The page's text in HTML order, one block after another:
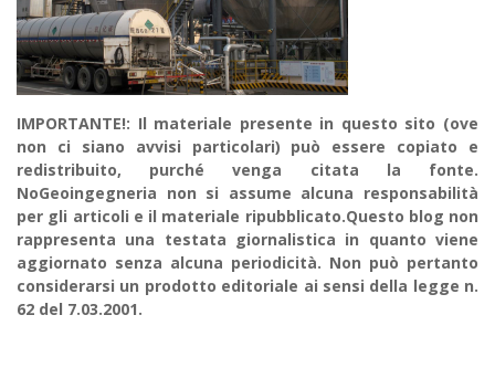
IMPORTANTE!: Il materiale presente in questo sito (ove
non ci siano avvisi particolari) può essere copiato e
redistribuito, purché venga citata la fonte.
NoGeoingegneria non si assume alcuna responsabilità
per gli articoli e il materiale ripubblicato.Questo blog non
rappresenta una testata giornalistica in quanto viene
aggiornato senza alcuna periodicità. Non può pertanto
considerarsi un prodotto editoriale ai sensi della legge n.
62 del 7.03.2001.